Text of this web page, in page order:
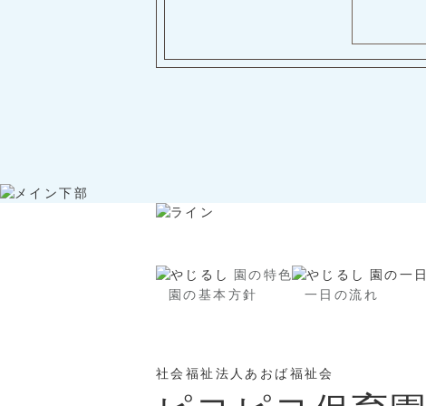
園の特色
園の基本方針
園の一日
一日の流れ
社会福祉法人あおば福祉会